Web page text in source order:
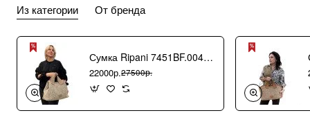
Из категории От бренда
Сумка Ripani 7451BF.00406 Ecru/Sabbia
22000р.27500р.